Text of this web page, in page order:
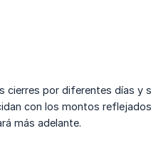
por diferentes días y
con los montos
más adelante.